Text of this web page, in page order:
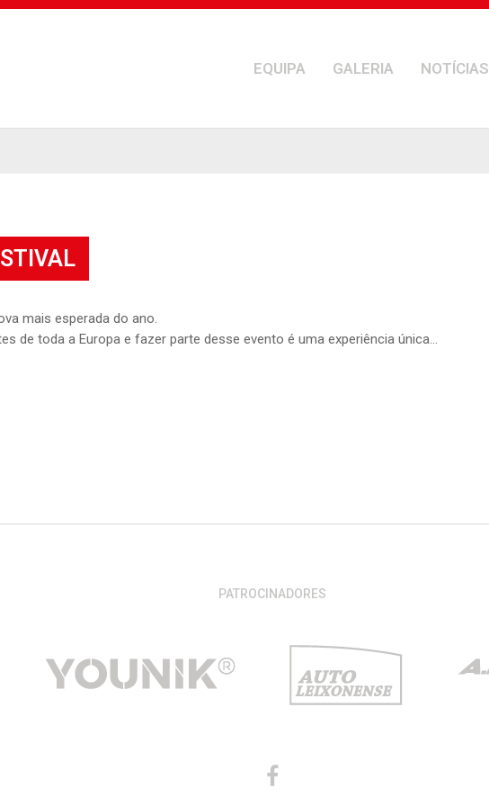
EQUIPA GALERIA NOTÍCIAS
mais esperada do ano.
de toda a Europa e fazer parte desse evento é uma experiência única…
PATROCINADORES